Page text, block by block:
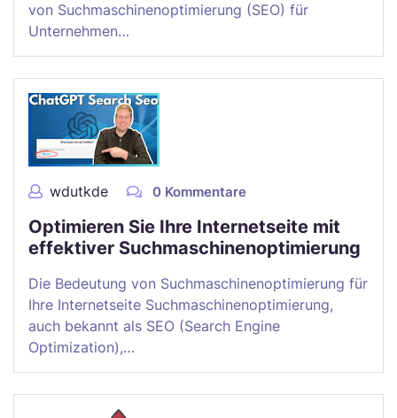
von Suchmaschinenoptimierung (SEO) für
Unternehmen…
wdutkde 0 Kommentare
Optimieren Sie Ihre Internetseite mit
effektiver Suchmaschinenoptimierung
Die Bedeutung von Suchmaschinenoptimierung für
Ihre Internetseite Suchmaschinenoptimierung,
auch bekannt als SEO (Search Engine
Optimization),…